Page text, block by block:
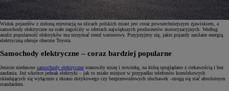
Widok pojazdów z zieloną rejestracją na ulicach polskich miast jest coraz powszechniejszym zjawiskiem, a
samochody elektryczne na stałe zagościły w ofertach największych producentów motoryzacyjnych. Według
analiz popularność elektryków ma utrzymać trend wzrostowy. Przyjrzyjmy się, jakie pojazdy zasilane energią
elektryczną oferuje obecnie Toyota.
Samochody elektryczne – coraz bardziej popularne
Jeszcze niedawno samochody elektryczne stanowiły niszę i nowinkę, na którą spoglądano z ciekawością i bez
zaufania. Już wkrótce jednak elektryki – jak to miało miejsce w przypadku telefonów komórkowych
składających się wyłącznie z ekranu dotykowego czy bezprzewodowych słuchawek –mogą się stać absolutnym
standardem.